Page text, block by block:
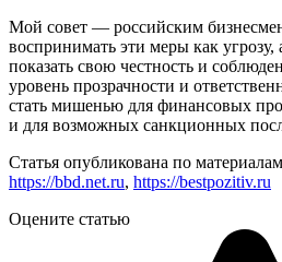
Мой совет — российским
воспринимать эти меры как угрозу,
показать свою честность и
уровень прозрачности и
стать мишенью для финансовых
и для возможных санкционных
Статья опубликована по
https://bbd.net.ru, https://bestpozitiv.ru
Оцените статью